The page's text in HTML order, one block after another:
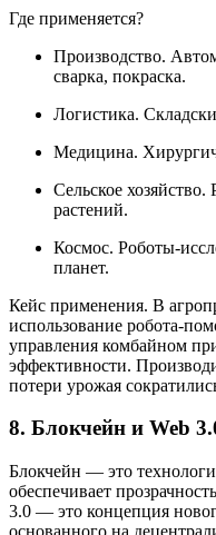
Где применяется?
Производство.
сварка, покраска.
Логистика.
Медицина.
Сельское
растений.
Космос. Роботы-
планет.
Кейс применения. В
использование робота-
управления комбайном
эффективности.
потери урожая
8. Блокчейн и Web
Блокчейн — это
обеспечивает
3.0 — это концепция
основанного на